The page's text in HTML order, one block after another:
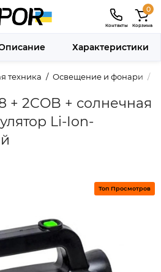
Контакты
0
Корзина
техника Освещение и фонари
+ 2COB + солнечная
Li-Ion-
Характеристики
Топ Просмотров